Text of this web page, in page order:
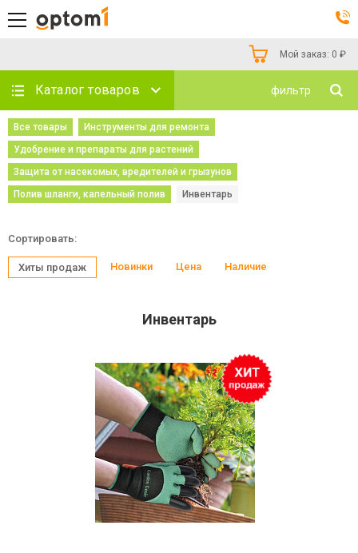
Мой заказ: 0 ₽
Каталог товаров фильтр
Все товары
Инструменты для ремонта
Удобрение и препараты для растений
Защита от насекомых, вредителей и грызунов
Полив шланги, капельный полив
Инвентарь
Сортировать:
Хиты продаж Новинки Цена Наличие
Инвентарь